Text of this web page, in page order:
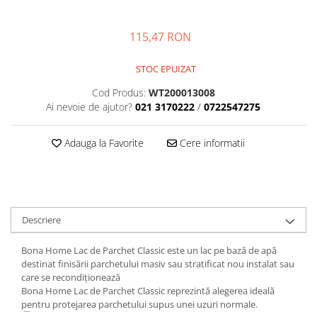
115,47 RON
STOC EPUIZAT
Cod Produs: WT200013008
Ai nevoie de ajutor? 021 3170222 / 0722547275
Adauga la Favorite Cere informatii
Descriere
Bona Home Lac de Parchet Classic este un lac pe bază de apă
destinat finisării parchetului masiv sau stratificat nou instalat sau
care se recondiționează
Bona Home Lac de Parchet Classic reprezintă alegerea ideală
pentru protejarea parchetului supus unei uzuri normale.